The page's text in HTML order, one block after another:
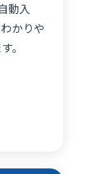
動入
かりや
。